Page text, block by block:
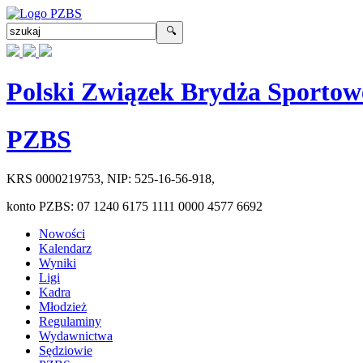
Polski Związek Brydża
PZBS
KRS 0000219753, NIP: 525-16-56-918,
konto PZBS: 07 1240 6175 1111 0000 4577 6692
Nowości
Kalendarz
Wyniki
Ligi
Kadra
Młodzież
Regulaminy
Wydawnictwa
Sędziowie